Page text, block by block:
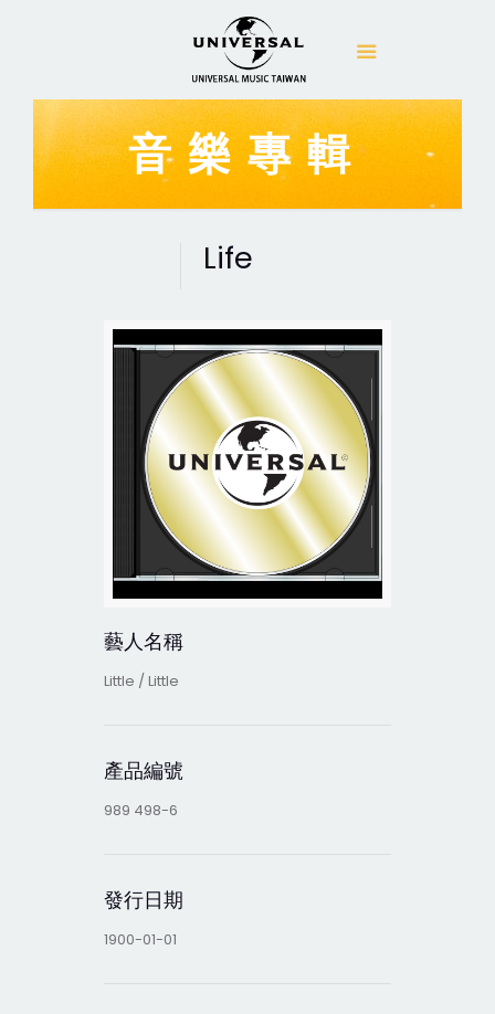
音樂專輯
Life
藝人名稱
Little / Little
產品編號
989 498-6
發行日期
1900-01-01